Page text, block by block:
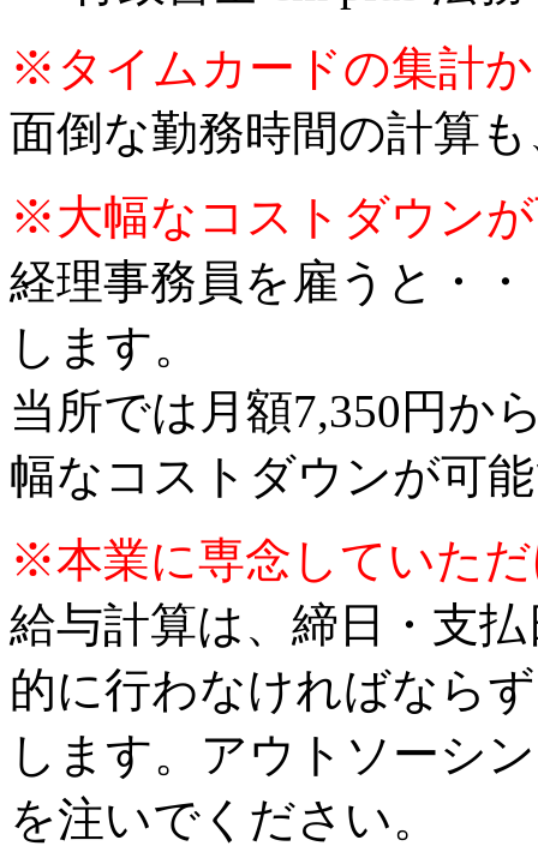
※タイムカードの集計
面倒な勤務時間の計算
※大幅なコストダウン
経理事務員を雇うと・
します。
当所では月額7,350円か
幅なコストダウンが可
※本業に専念していた
給与計算は、締日・支
的に行わなければなら
します。アウトソーシ
を注いでください。